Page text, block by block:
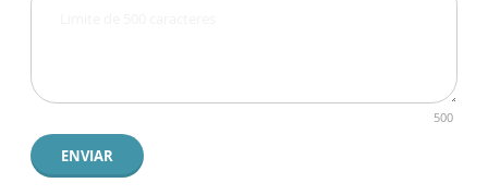
500
ENVIAR